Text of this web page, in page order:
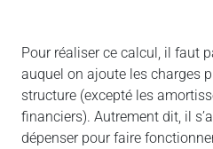
Pour réaliser ce calcul, il faut
auquel on ajoute les charges
structure (excepté les
financiers). Autrement dit, il
dépenser pour faire